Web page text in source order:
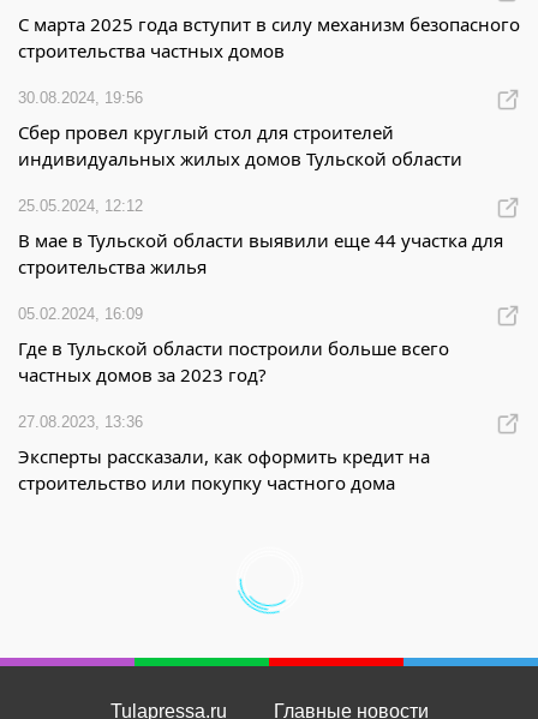
С марта 2025 года вступит в силу механизм безопасного
строительства частных домов
30.08.2024, 19:56
Сбер провел круглый стол для строителей
индивидуальных жилых домов Тульской области
25.05.2024, 12:12
В мае в Тульской области выявили еще 44 участка для
строительства жилья
05.02.2024, 16:09
Где в Тульской области построили больше всего
частных домов за 2023 год?
27.08.2023, 13:36
Эксперты рассказали, как оформить кредит на
строительство или покупку частного дома
Tulapressa.ru
Главные новости